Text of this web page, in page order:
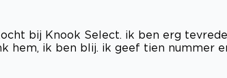
bij Knook Select. ik ben erg
hem, ik ben blij. ik geef tien nummer